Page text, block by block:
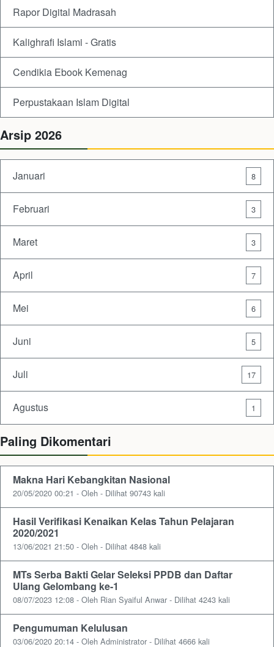
Rapor Digital Madrasah
Kalighrafi Islami - Gratis
Cendikia Ebook Kemenag
Perpustakaan Islam Digital
Arsip 2026
Januari 8
Februari 3
Maret 3
April 7
Mei 6
Juni 5
Juli 17
Agustus 1
Paling Dikomentari
Makna Hari Kebangkitan Nasional
20/05/2020 00:21 - Oleh - Dilihat 90743 kali
Hasil Verifikasi Kenaikan Kelas Tahun Pelajaran
2020/2021
13/06/2021 21:50 - Oleh - Dilihat 4848 kali
MTs Serba Bakti Gelar Seleksi PPDB dan Daftar
Ulang Gelombang ke-1
08/07/2023 12:08 - Oleh Rian Syaiful Anwar - Dilihat 4243 kali
Pengumuman Kelulusan
03/06/2020 20:14 - Oleh Administrator - Dilihat 4666 kali